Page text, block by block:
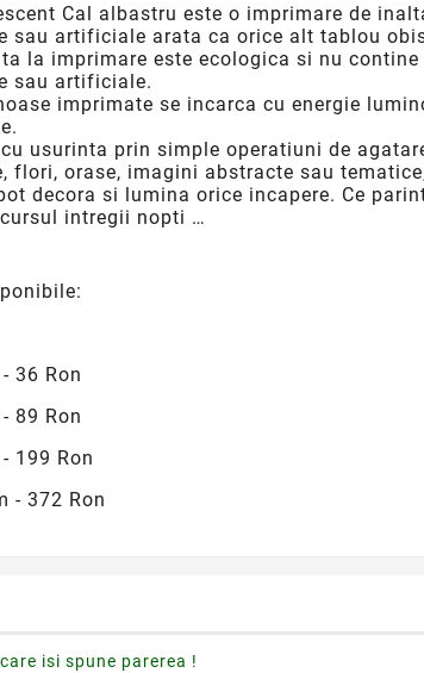
Cal albastru este o imprimare de
sau artificiale arata ca orice alt tablou
la imprimare este ecologica si nu
sau artificiale.
imprimate se incarca cu energie
usurinta prin simple operatiuni de
flori, orase, imagini abstracte sau
decora si lumina orice incapere. Ce
intregii nopti …
36 Ron
89 Ron
199 Ron
- 372 Ron
isi spune parerea !